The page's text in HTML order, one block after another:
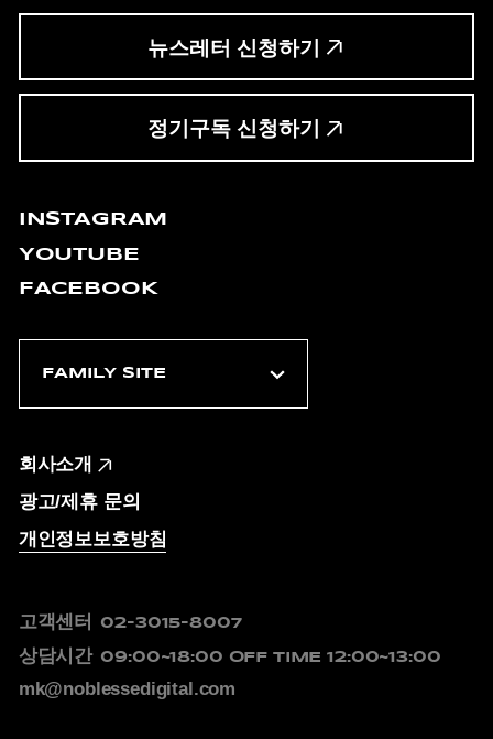
뉴스레터 신청하기
정기구독 신청하기
INSTAGRAM
YOUTUBE
FACEBOOK
회사소개
광고/제휴 문의
개인정보보호방침
고객센터 02-3015-8007
상담시간 09:00~18:00 OFF TIME 12:00~13:00
mk@noblessedigital.com